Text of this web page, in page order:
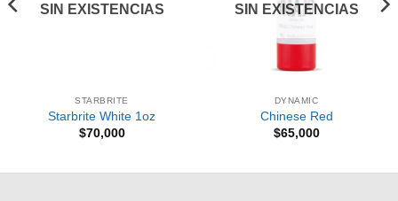
SIN EXISTENCIAS
STARBRITE
Starbrite White 1oz
$70,000
SIN EXISTENCIAS
DYNAMIC
Chinese Red
$65,000